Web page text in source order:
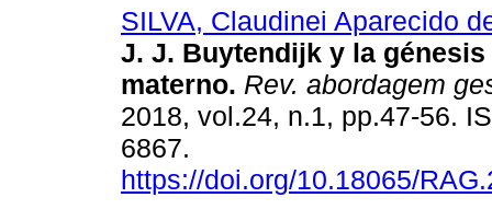
SILVA, Claudinei Aparecido
J. J. Buytendijk y la
materno. Rev. abordagem
2018, vol.24, n.1, pp.47-56.
6867.
https://doi.org/10.18065/